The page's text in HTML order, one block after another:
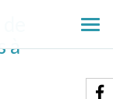
le
à